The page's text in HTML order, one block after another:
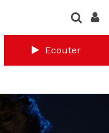
Ecouter